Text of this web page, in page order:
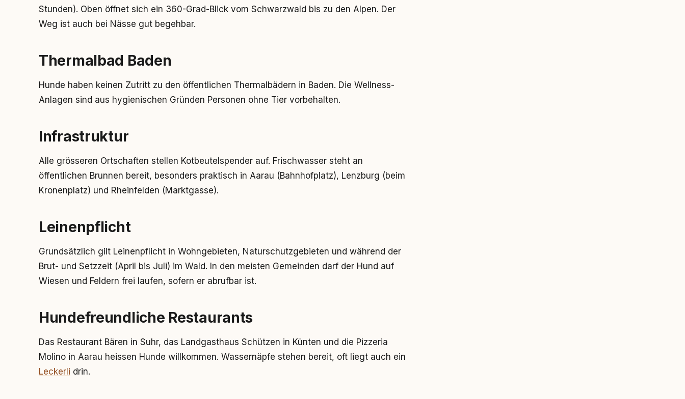
Stunden). Oben öffnet sich ein 360-Grad-Blick vom Schwarzwald bis zu den Alpen. Der
Weg ist auch bei Nässe gut begehbar.
Thermalbad Baden
Hunde haben keinen Zutritt zu den öffentlichen Thermalbädern in Baden. Die Wellness-
Anlagen sind aus hygienischen Gründen Personen ohne Tier vorbehalten.
Infrastruktur
Alle grösseren Ortschaften stellen Kotbeutelspender auf. Frischwasser steht an
öffentlichen Brunnen bereit, besonders praktisch in Aarau (Bahnhofplatz), Lenzburg (beim
Kronenplatz) und Rheinfelden (Marktgasse).
Leinenpflicht
Grundsätzlich gilt Leinenpflicht in Wohngebieten, Naturschutzgebieten und während der
Brut- und Setzzeit (April bis Juli) im Wald. In den meisten Gemeinden darf der Hund auf
Wiesen und Feldern frei laufen, sofern er abrufbar ist.
Hundefreundliche Restaurants
Das Restaurant Bären in Suhr, das Landgasthaus Schützen in Künten und die Pizzeria
Molino in Aarau heissen Hunde willkommen. Wassernäpfe stehen bereit, oft liegt auch ein
Leckerli drin.